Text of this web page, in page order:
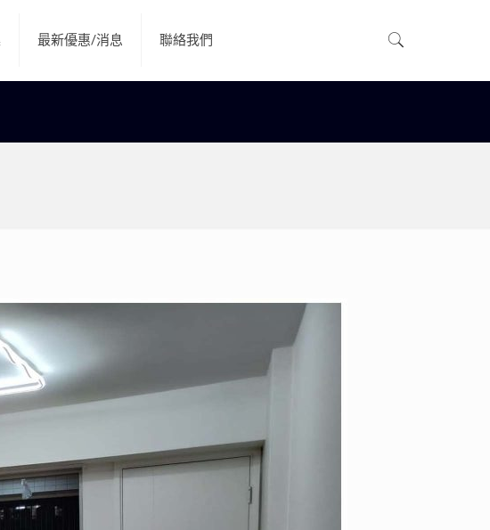
最新優惠/消息 聯絡我們